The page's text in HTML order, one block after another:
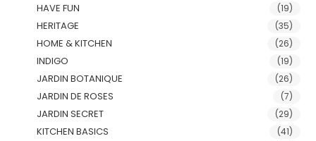
HAVE FUN (19)
HERITAGE (35)
HOME & KITCHEN (26)
INDIGO (19)
JARDIN BOTANIQUE (26)
JARDIN DE ROSES (7)
JARDIN SECRET (29)
KITCHEN BASICS (41)